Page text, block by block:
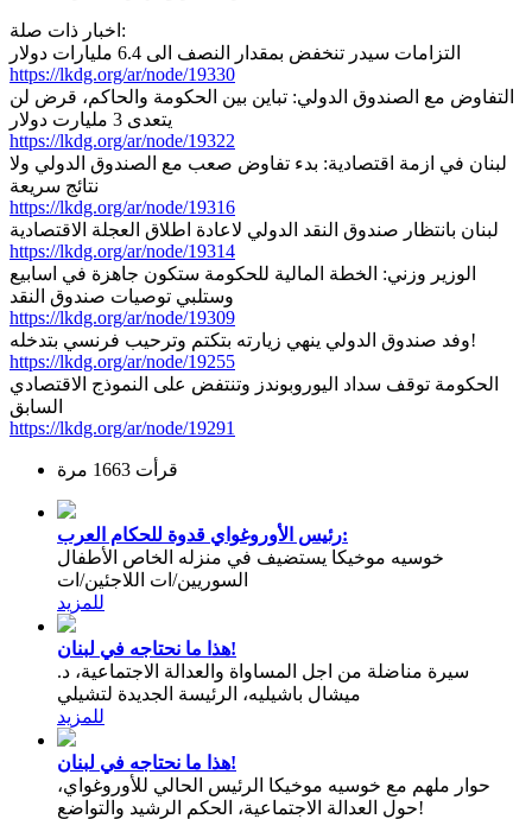
اخبار ذات صلة:
التزامات سيدر تنخفض بمقدار النصف الى 6.4 مليارات دولار
https://lkdg.org/ar/node/19330
التفاوض مع الصندوق الدولي: تباين بين الحكومة والحاكم، قرض لن
يتعدى 3 مليارت دولار
https://lkdg.org/ar/node/19322
لبنان في ازمة اقتصادية: بدء تفاوض صعب مع الصندوق الدولي ولا
نتائج سريعة
https://lkdg.org/ar/node/19316
لبنان بانتظار صندوق النقد الدولي لاعادة اطلاق العجلة الاقتصادية
https://lkdg.org/ar/node/19314
الوزير وزني: الخطة المالية للحكومة ستكون جاهزة في اسابيع
وستلبي توصيات صندوق النقد
https://lkdg.org/ar/node/19309
وفد صندوق الدولي ينهي زيارته بتكتم وترحيب فرنسي بتدخله!
https://lkdg.org/ar/node/19255
الحكومة توقف سداد اليوروبوندز وتنتفض على النموذج الاقتصادي
السابق
https://lkdg.org/ar/node/19291
قرأت 1663 مرة
رئيس الأوروغواي قدوة للحكام العرب:
خوسيه موخيكا يستضيف في منزله الخاص الأطفال
السوريين/ات اللاجئين/ات
للمزيد
هذا ما نحتاجه في لبنان!
سيرة مناضلة من اجل المساواة والعدالة الاجتماعية، د.
ميشال باشيليه، الرئيسة الجديدة لتشيلي
للمزيد
هذا ما نحتاجه في لبنان!
حوار ملهم مع خوسيه موخيكا الرئيس الحالي للأوروغواي،
حول العدالة الاجتماعية، الحكم الرشيد والتواضع!